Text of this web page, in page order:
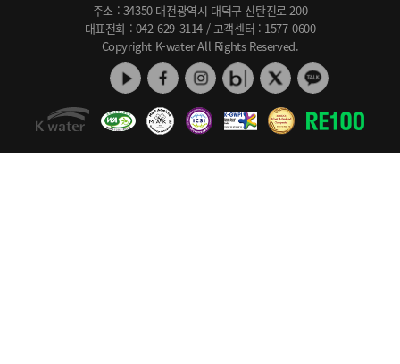
주소 : 34350 대전광역시 대덕구 신탄진로 200
대표전화 : 042-629-3114 / 고객센터 : 1577-0600
Copyright K-water All Rights Reserved.